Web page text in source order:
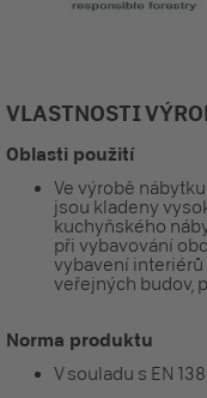
VLASTNOSTI
Oblasti použití
Ve výrobě
jsou kladeny
kuchyňského
při vybavování
vybavení interiérů
veřejných budov,
Norma produktu
V souladu s EN